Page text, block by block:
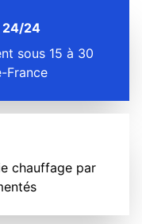
24/24
sous 15 à 30
France
chauffage par